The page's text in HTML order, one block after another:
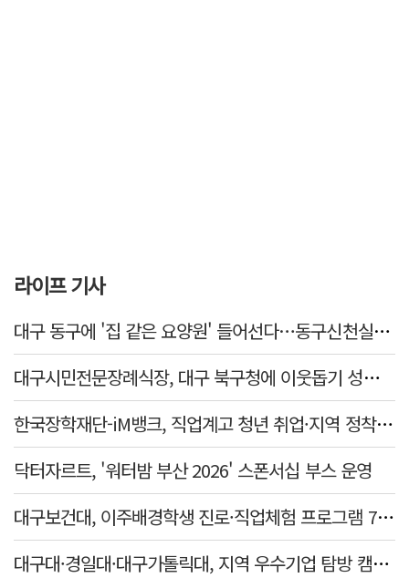
라이프 기사
대구 동구에 '집 같은 요양원' 들어선다…동구신천실버홈 10일 개원
대구시민전문장례식장, 대구 북구청에 이웃돕기 성금 1천만 원 기탁
한국장학재단-iM뱅크, 직업계고 청년 취업·지역 정착 지원 맞손
닥터자르트, '워터밤 부산 2026' 스폰서십 부스 운영
대구보건대, 이주배경학생 진로·직업체험 프로그램 7년 연속 운영
대구대·경일대·대구가톨릭대, 지역 우수기업 탐방 캠프 개최